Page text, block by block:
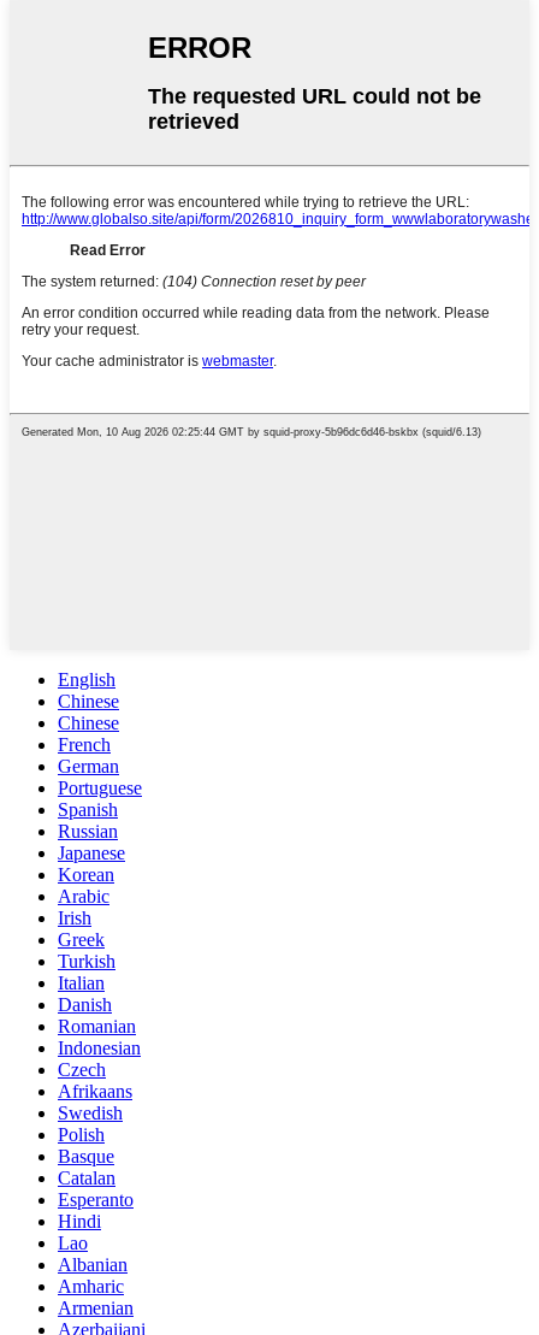
English
Chinese
Chinese
French
German
Portuguese
Spanish
Russian
Japanese
Korean
Arabic
Irish
Greek
Turkish
Italian
Danish
Romanian
Indonesian
Czech
Afrikaans
Swedish
Polish
Basque
Catalan
Esperanto
Hindi
Lao
Albanian
Amharic
Armenian
Azerbaijani